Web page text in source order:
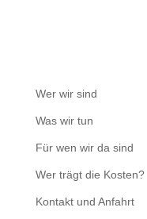
Wer wir sind
Was wir tun
Für wen wir da sind
Wer trägt die Kosten?
Kontakt und Anfahrt